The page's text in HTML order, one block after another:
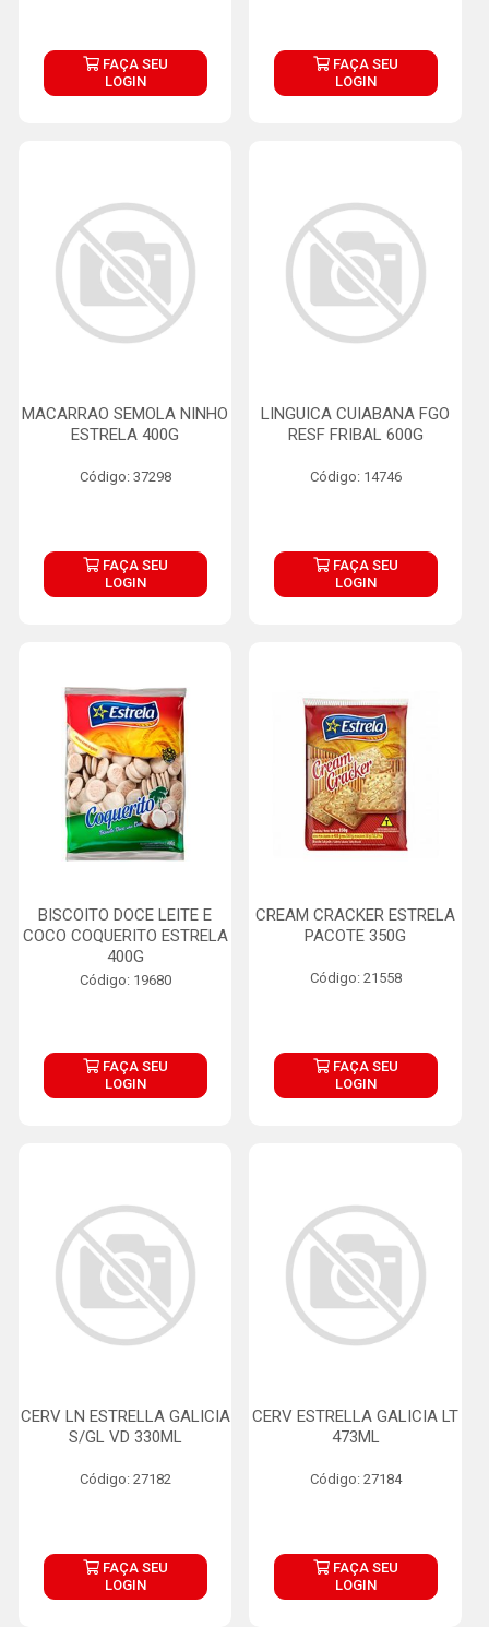
FAÇA SEU
LOGIN
FAÇA SEU
LOGIN
MACARRAO SEMOLA NINHO
ESTRELA 400G
Código: 37298
FAÇA SEU
LOGIN
LINGUICA CUIABANA FGO
RESF FRIBAL 600G
Código: 14746
FAÇA SEU
LOGIN
BISCOITO DOCE LEITE E
COCO COQUERITO ESTRELA
400G
Código: 19680
FAÇA SEU
LOGIN
CREAM CRACKER ESTRELA
PACOTE 350G
Código: 21558
FAÇA SEU
LOGIN
CERV LN ESTRELLA GALICIA
S/GL VD 330ML
Código: 27182
FAÇA SEU
LOGIN
CERV ESTRELLA GALICIA LT
473ML
Código: 27184
FAÇA SEU
LOGIN